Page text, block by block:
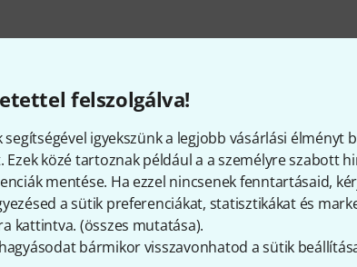
felszolgálva!
segítségével igyekszünk a legjobb vásárlási
Ezek közé tartoznak például a a személyre szabott
mentése. Ha ezzel nincsenek fenntartásaid,
a sütik preferenciákat, statisztikákat és
kattintva. (összes mutatása).
bármikor visszavonhatod a sütik
Mutass többet